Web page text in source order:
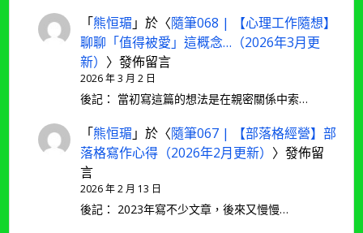
「熊恒瑂 」於〈隨筆068 | 【心理工作隨想】
聊聊「值得被愛」這概念…（2026年3月更
新） 〉發佈留言
2026 年 3 月 2 日
後記： 當初寫這篇的想法是在親密關係中索…
「熊恒瑂 」於〈隨筆067 | 【部落格經營】部
落格寫作心得（2026年2月更新） 〉發佈留
言
2026 年 2 月 13 日
後記： 2023年寫不少文章，後來又慢慢…